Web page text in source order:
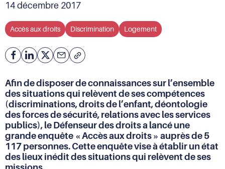
14 décembre 2017
Accès aux droits Discrimination Logement
Facebook
Partager
Linkedin
Partager
X
Courriel
Copier
de
la
page
(URL)
dans
le
presse-
papier
Afin de disposer de connaissances sur l’ensemble
des situations qui relèvent de ses compétences
(discriminations, droits de l’enfant, déontologie
des forces de sécurité, relations avec les services
publics), le Défenseur des droits a lancé une
grande enquête « Accès aux droits » auprès de 5
117 personnes. Cette enquête vise à établir un état
des lieux inédit des situations qui relèvent de ses